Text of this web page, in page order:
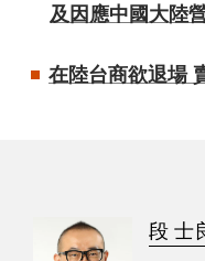
及因應中國大陸
在陸台商欲退場
段 士